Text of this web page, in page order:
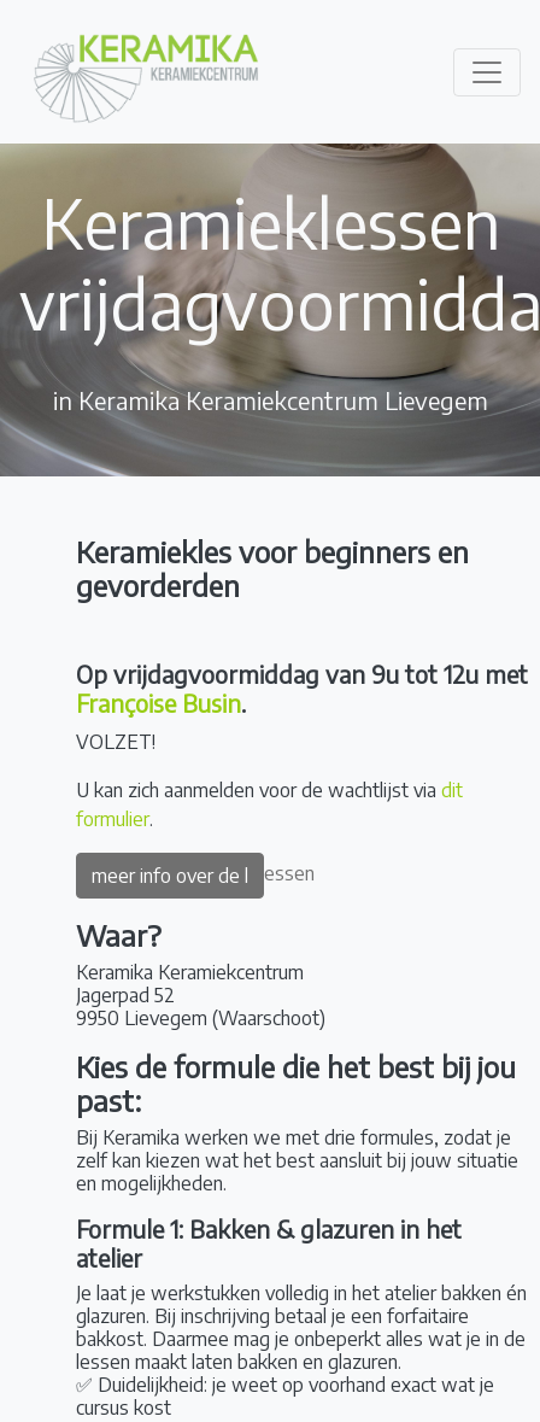
Keramieklessen
in Keramika Keramiekcentrum Lievegem
Keramiekles voor beginners en
gevorderden
Op vrijdagvoormiddag van 9u tot 12u met
Françoise Busin.
VOLZET!
U kan zich aanmelden voor de wachtlijst via dit
formulier.
meer info over de l essen
Waar?
Keramika Keramiekcentrum
Jagerpad 52
9950 Lievegem (Waarschoot)
Kies de formule die het best bij jou
past:
Bij Keramika werken we met drie formules, zodat je
zelf kan kiezen wat het best aansluit bij jouw situatie
en mogelijkheden.
Formule 1: Bakken & glazuren in het
atelier
Je laat je werkstukken volledig in het atelier bakken én
glazuren. Bij inschrijving betaal je een forfaitaire
bakkost. Daarmee mag je onbeperkt alles wat je in de
lessen maakt laten bakken en glazuren.
✅ Duidelijkheid: je weet op voorhand exact wat je
cursus kost